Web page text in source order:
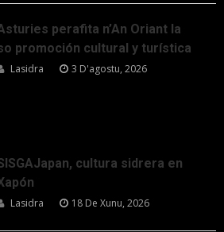
perafita n’An Oriant la
promoción cultural y turística
Lasidra 3 D'agostu, 2026
cultura sidrera en
Lasidra 18 De Xunu, 2026